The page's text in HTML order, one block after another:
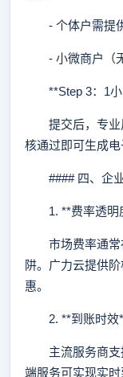
- 个体户需提供
- 小微商户（无
**Step 3：1小
提交后，专业
核通过即可生成电
#### 四、企业
1. **费率透明
市场费率通常在
阱。广力云提供
惠。
2. **到账时效
主流服务商支
端服务可实现实时